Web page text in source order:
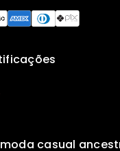
moda casual